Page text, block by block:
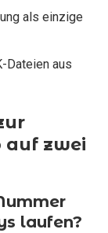
als einzige
Dateien aus
auf zwei
laufen?